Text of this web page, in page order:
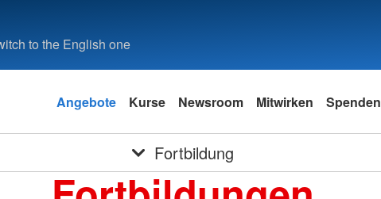
to the English one
Angebote Kurse Newsroom Mitwirken Spenden
Fortbildung